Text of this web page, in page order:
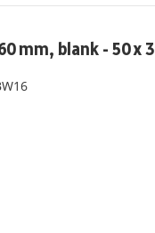
mm, blank - 50 x